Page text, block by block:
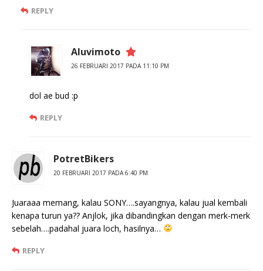
REPLY
Aluvimoto
26 FEBRUARI 2017 PADA 11:10 PM
dol ae bud :p
REPLY
PotretBikers
20 FEBRUARI 2017 PADA 6:40 PM
Juaraaa memang, kalau SONY….sayangnya, kalau jual kembali
kenapa turun ya?? Anjlok, jika dibandingkan dengan merk-merk
sebelah….padahal juara loch, hasilnya…
REPLY